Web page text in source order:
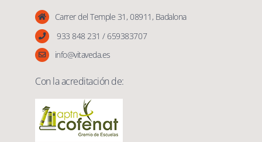
Vita Veda
info@vitaveda.es
Con la acreditación de: